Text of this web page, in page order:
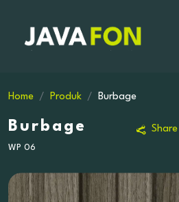
Home Produk Burbage
Burbage
WP 06
Share